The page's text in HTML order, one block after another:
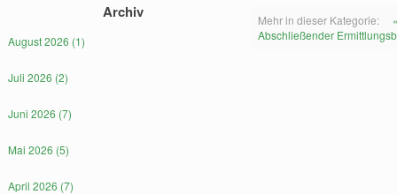
Mehr in dieser Kategorie:
Abschließender
Archiv
August 2026 (1)
Juli 2026 (2)
Juni 2026 (7)
Mai 2026 (5)
April 2026 (7)